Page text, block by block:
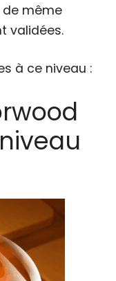
de même
validées.
à ce niveau :